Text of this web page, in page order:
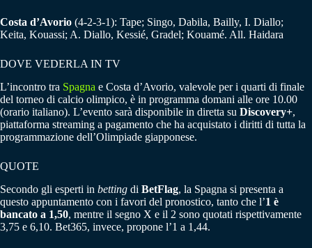
Costa d’Avorio (4-2-3-1): Tape; Singo, Dabila, Bailly, I. Diallo;
Keita, Kouassi; A. Diallo, Kessié, Gradel; Kouamé. All. Haidara
DOVE VEDERLA IN TV
L’incontro tra Spagna e Costa d’Avorio, valevole per i quarti di finale
del torneo di calcio olimpico, è in programma domani alle ore 10.00
(orario italiano). L’evento sarà disponibile in diretta su Discovery+,
piattaforma streaming a pagamento che ha acquistato i diritti di tutta la
programmazione dell’Olimpiade giapponese.
QUOTE
Secondo gli esperti in betting di BetFlag, la Spagna si presenta a
questo appuntamento con i favori del pronostico, tanto che l’1 è
bancato a 1,50, mentre il segno X e il 2 sono quotati rispettivamente
3,75 e 6,10. Bet365, invece, propone l’1 a 1,44.